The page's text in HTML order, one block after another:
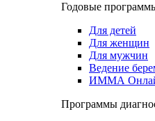
Годовые
Для детей
Для женщин
Для мужчин
Ведение
ИММА
Программы